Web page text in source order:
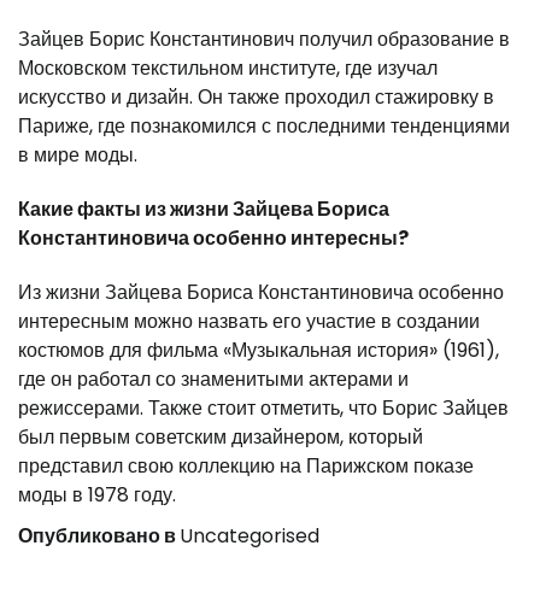
Зайцев Борис Константинович получил образование в
Московском текстильном институте, где изучал
искусство и дизайн. Он также проходил стажировку в
Париже, где познакомился с последними тенденциями
в мире моды.
Какие факты из жизни Зайцева Бориса
Константиновича особенно интересны?
Из жизни Зайцева Бориса Константиновича особенно
интересным можно назвать его участие в создании
костюмов для фильма «Музыкальная история» (1961),
где он работал со знаменитыми актерами и
режиссерами. Также стоит отметить, что Борис Зайцев
был первым советским дизайнером, который
представил свою коллекцию на Парижском показе
моды в 1978 году.
Опубликовано вUncategorised